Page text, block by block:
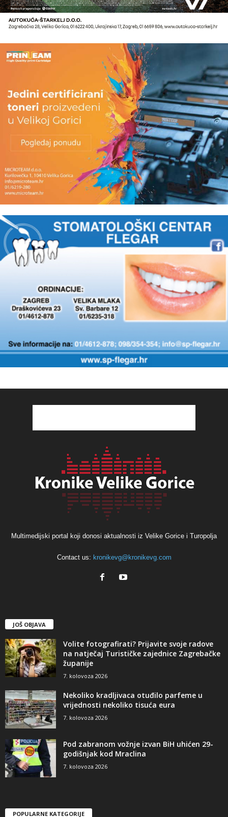
Multimedijski portal koji donosi aktualnosti iz Velike Gorice i Turopolja
Contact us: kronikevg@kronikevg.com
JOŠ OBJAVA
Volite fotografirati? Prijavite svoje radove
na natječaj Turističke zajednice Zagrebačke
županije
7. kolovoza 2026
Nekoliko kradljivaca otuđilo parfeme u
vrijednosti nekoliko tisuća eura
7. kolovoza 2026
Pod zabranom vožnje izvan BiH uhićen 29-
godišnjak kod Mraclina
7. kolovoza 2026
POPULARNE KATEGORIJE